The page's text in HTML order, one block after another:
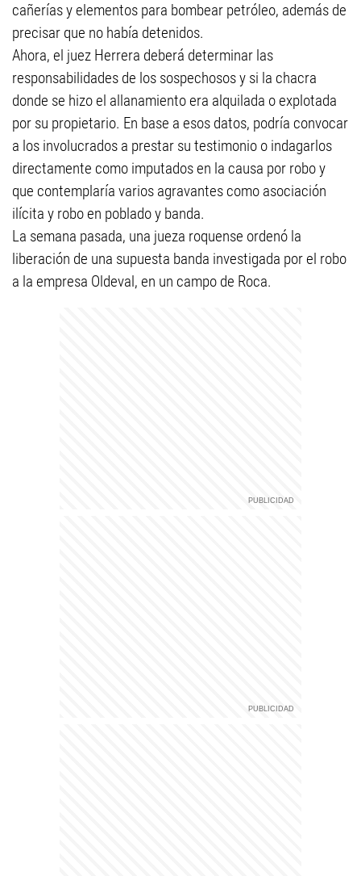
cañerías y elementos para bombear petróleo, además de
precisar que no había detenidos.
Ahora, el juez Herrera deberá determinar las
responsabilidades de los sospechosos y si la chacra
donde se hizo el allanamiento era alquilada o explotada
por su propietario. En base a esos datos, podría convocar
a los involucrados a prestar su testimonio o indagarlos
directamente como imputados en la causa por robo y
que contemplaría varios agravantes como asociación
ilícita y robo en poblado y banda.
La semana pasada, una jueza roquense ordenó la
liberación de una supuesta banda investigada por el robo
a la empresa Oldeval, en un campo de Roca.